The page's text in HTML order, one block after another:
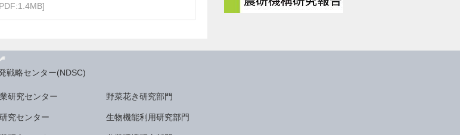
戦略センター(NDSC)
研究センター
究センター
野菜花き研究部門
生物機能利用研究部門